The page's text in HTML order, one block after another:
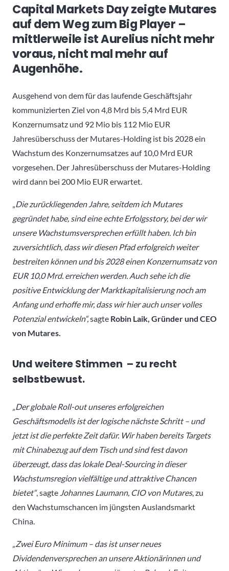
Capital Markets Day zeigte Mutares
auf dem Weg zum Big Player –
mittlerweile ist Aurelius nicht mehr
voraus, nicht mal mehr auf
Augenhöhe.
Ausgehend von dem für das laufende Geschäftsjahr
kommunizierten Ziel von 4,8 Mrd bis 5,4 Mrd EUR
Konzernumsatz und 92 Mio bis 112 Mio EUR
Jahresüberschuss der Mutares-Holding ist bis 2028 ein
Wachstum des Konzernumsatzes auf 10,0 Mrd EUR
vorgesehen. Der Jahresüberschuss der Mutares-Holding
wird dann bei 200 Mio EUR erwartet.
„Die zurückliegenden Jahre, seitdem ich Mutares
gegründet habe, sind eine echte Erfolgsstory, bei der wir
unsere Wachstumsversprechen erfüllt haben. Ich bin
zuversichtlich, dass wir diesen Pfad erfolgreich weiter
bestreiten können und bis 2028 einen Konzernumsatz von
EUR 10,0 Mrd. erreichen werden. Auch sehe ich die
positive Entwicklung der Marktkapitalisierung noch am
Anfang und erhoffe mir, dass wir hier auch unser volles
Potenzial entwickeln“,sagte Robin Laik, Gründer und CEO
von Mutares.
Und weitere Stimmen – zu recht
selbstbewust.
„Der globale Roll-out unseres erfolgreichen
Geschäftsmodells ist der logische nächste Schritt – und
jetzt ist die perfekte Zeit dafür. Wir haben bereits Targets
mit Chinabezug auf dem Tisch und sind fest davon
überzeugt, dass das lokale Deal-Sourcing in dieser
Wachstumsregion vielfältige und attraktive Chancen
bietet“, sagte Johannes Laumann, CIO von Mutares, zu
den Wachstumschancen im jüngsten Auslandsmarkt
China.
„Zwei Euro Minimum – das ist unser neues
Dividendenversprechen an unsere Aktionärinnen und